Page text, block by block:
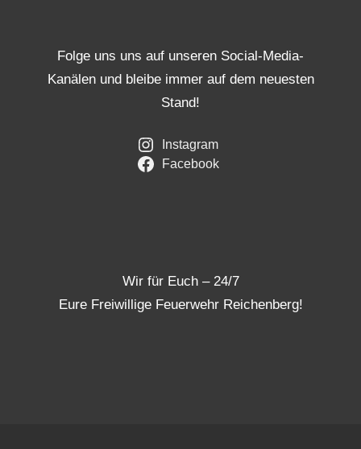
Folge uns uns auf unseren Social-Media-
Kanälen und bleibe immer auf dem neuesten
Stand!
Instagram
Facebook
Wir für Euch – 24/7
Eure Freiwillige Feuerwehr Reichenberg!